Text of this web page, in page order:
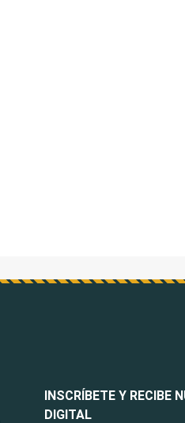
INSCRÍBETE Y RECIBE
DIGITAL